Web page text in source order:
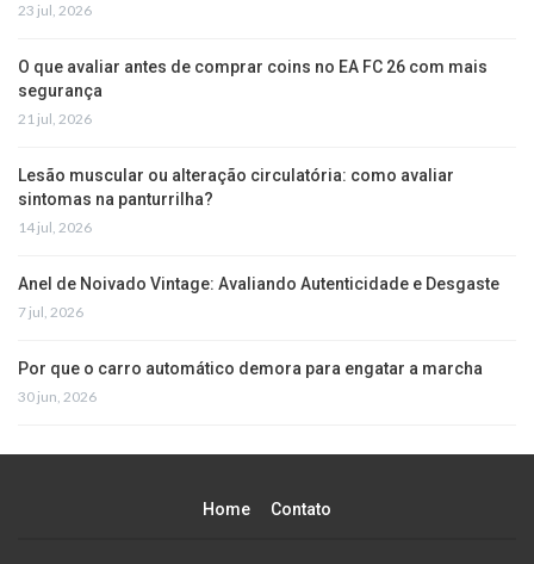
23 jul, 2026
O que avaliar antes de comprar coins no EA FC 26 com mais
segurança
21 jul, 2026
Lesão muscular ou alteração circulatória: como avaliar
sintomas na panturrilha?
14 jul, 2026
Anel de Noivado Vintage: Avaliando Autenticidade e Desgaste
7 jul, 2026
Por que o carro automático demora para engatar a marcha
30 jun, 2026
Home Contato